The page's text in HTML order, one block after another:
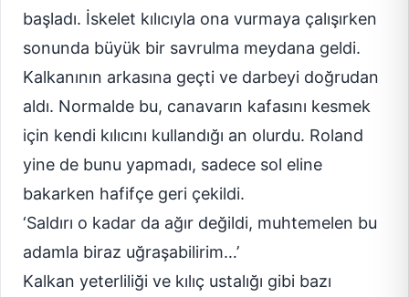
başladı. İskelet kılıcıyla ona vurmaya çalışırken
sonunda büyük bir savrulma meydana geldi.
Kalkanının arkasına geçti ve darbeyi doğrudan
aldı. Normalde bu, canavarın kafasını kesmek
için kendi kılıcını kullandığı an olurdu. Roland
yine de bunu yapmadı, sadece sol eline
bakarken hafifçe geri çekildi.
‘Saldırı o kadar da ağır değildi, muhtemelen bu
adamla biraz uğraşabilirim…’
Kalkan yeterliliği ve kılıç ustalığı gibi bazı